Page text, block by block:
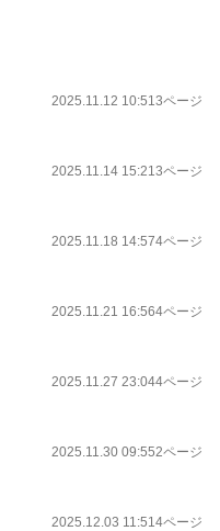
2025.11.12 10:513ページ
2025.11.14 15:213ページ
2025.11.18 14:574ページ
2025.11.21 16:564ページ
2025.11.27 23:044ページ
2025.11.30 09:552ページ
2025.12.03 11:514ページ